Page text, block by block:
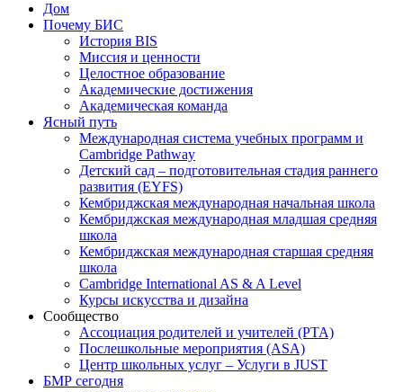
Дом
Почему БИС
История BIS
Миссия и ценности
Целостное образование
Академические достижения
Академическая команда
Ясный путь
Международная система учебных программ и
Cambridge Pathway
Детский сад – подготовительная стадия раннего
развития (EYFS)
Кембриджская международная начальная школа
Кембриджская международная младшая средняя
школа
Кембриджская международная старшая средняя
школа
Cambridge International AS & A Level
Курсы искусства и дизайна
Сообщество
Ассоциация родителей и учителей (PTA)
Послешкольные мероприятия (ASA)
Центр школьных услуг – Услуги в JUST
БМР сегодня